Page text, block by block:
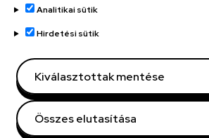
Adatvédelem
Adatvédelem
Régi oldal
Technikai információk
Copyright © 2026 Unideb
Analitikai sütik
Hirdetési sütik
Kiválasztottak mentése
Összes elutasítása